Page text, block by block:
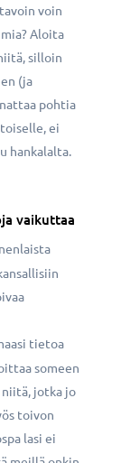
voin
Aloita
silloin
(ja
pohtia
ei
hankalalta.
vaikuttaa
tietoa
someen
jotka jo
toivon
lasi ei